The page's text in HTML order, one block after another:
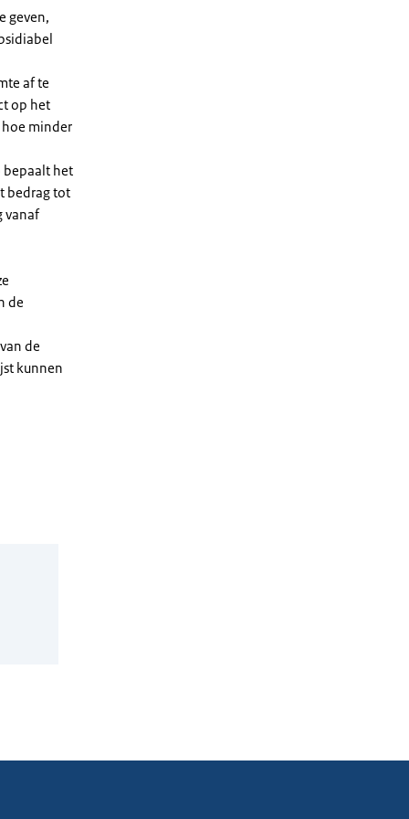
geven,
af te
op het
hoe minder
bepaalt het
bedrag tot
vanaf
de
de
kunnen